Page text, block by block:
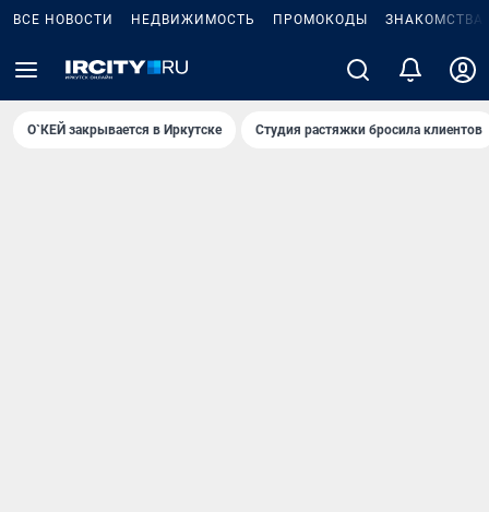
ВСЕ НОВОСТИ НЕДВИЖИМОСТЬ ПРОМОКОДЫ ЗНАКОМСТВА
О`КЕЙ закрывается в Иркутске Студия растяжки бросила клиентов